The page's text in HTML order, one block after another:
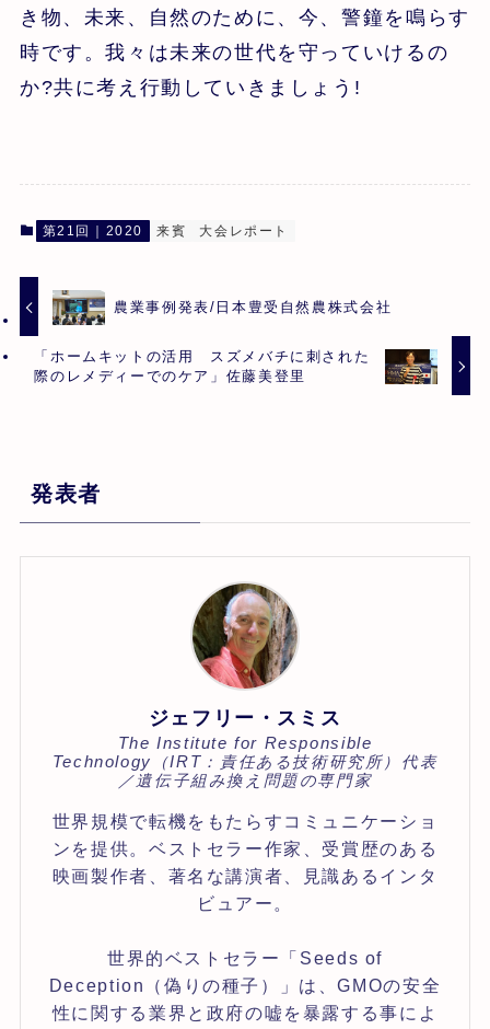
き物、未来、自然のために、今、警鐘を鳴らす
時です。我々は未来の世代を守っていけるの
か?共に考え行動していきましょう!
第21回｜2020 来賓 大会レポート
農業事例発表/日本豊受自然農株式会社
「ホームキットの活用 スズメバチに刺された
際のレメディーでのケア」佐藤美登里
発表者
ジェフリー・スミス
The Institute for Responsible
Technology（IRT：責任ある技術研究所）代表
／遺伝子組み換え問題の専門家
世界規模で転機をもたらすコミュニケーショ
ンを提供。ベストセラー作家、受賞歴のある
映画製作者、著名な講演者、見識あるインタ
ビュアー。
世界的ベストセラー「Seeds of
Deception（偽りの種子）」は、GMOの安全
性に関する業界と政府の嘘を暴露する事によ